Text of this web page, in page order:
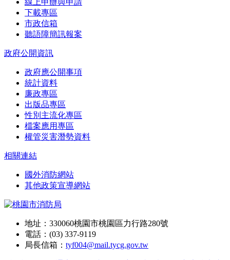
線上申辦與申請
下載專區
市政信箱
聽語障簡訊報案
政府公開資訊
政府應公開事項
統計資料
廉政專區
出版品專區
性別主流化專區
檔案應用專區
權管災害潛勢資料
相關連結
國外消防網站
其他政策宣導網站
地址：330060桃園市桃園區力行路280號
電話：(03) 337-9119
局長信箱： tyf004@mail.tycg.gov.tw